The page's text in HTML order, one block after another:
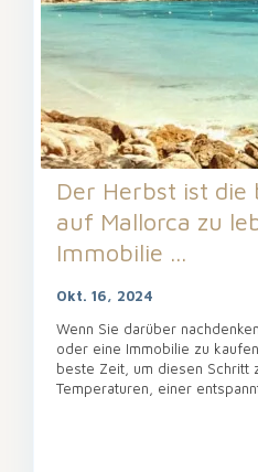
Der Herbst ist die
auf Mallorca zu
Immobilie ...
Okt. 16, 2024
Wenn Sie darüber
oder eine Immobilie zu
beste Zeit, um diesen Schritt
Temperaturen, einer